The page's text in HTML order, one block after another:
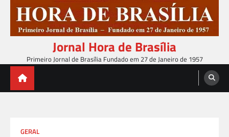
content
Jornal Hora de Brasília
Primeiro Jornal de Brasília Fundado em 27 de Janeiro de 1957
GERAL